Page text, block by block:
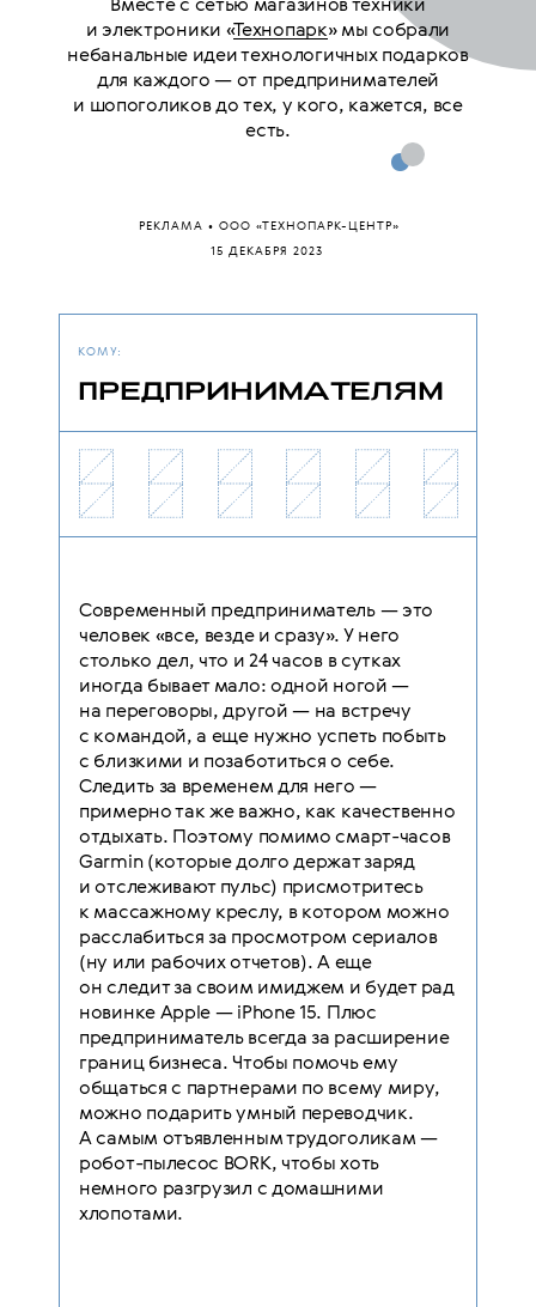
Вместе с сетью магазинов техники
и электроники «Технопарк» мы собрали
небанальные идеи технологичных подарков
для каждого — от предпринимателей
и шопоголиков до тех, у кого, кажется, все
есть.
РЕКЛАМА • ООО «ТЕХНОПАРК-ЦЕНТР»
15 ДЕКАБРЯ 2023
КОМУ:
ПРЕДПРИНИМАТЕЛЯМ
Современный предприниматель — это
человек «все, везде и сразу». У него
столько дел, что и 24 часов в сутках
иногда бывает мало: одной ногой —
на переговоры, другой — на встречу
с командой, а еще нужно успеть побыть
с близкими и позаботиться о себе.
Следить за временем для него —
примерно так же важно, как качественно
отдыхать. Поэтому помимо смарт-часов
Garmin (которые долго держат заряд
и отслеживают пульс) присмотритесь
к массажному креслу, в котором можно
расслабиться за просмотром сериалов
(ну или рабочих отчетов). А еще
он следит за своим имиджем и будет рад
новинке Apple — iPhone 15. Плюс
предприниматель всегда за расширение
границ бизнеса. Чтобы помочь ему
общаться с партнерами по всему миру,
можно подарить умный переводчик.
А самым отъявленным трудоголикам —
робот-пылесос BORK, чтобы хоть
немного разгрузил с домашними
хлопотами.